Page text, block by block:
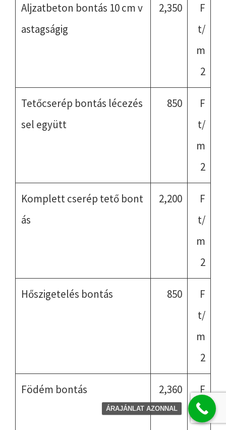
Aljzatbeton bontás 10 cm v
astagságig
2,350
F
t/
m
2
Tetőcserép bontás lécezés
sel együtt
850
F
t/
m
2
Komplett cserép tető bont
ás
2,200
F
t/
m
2
Hőszigetelés bontás 850
F
t/
m
2
Födém bontás 2,360
F
t/
ÁRAJÁNLAT AZONNAL